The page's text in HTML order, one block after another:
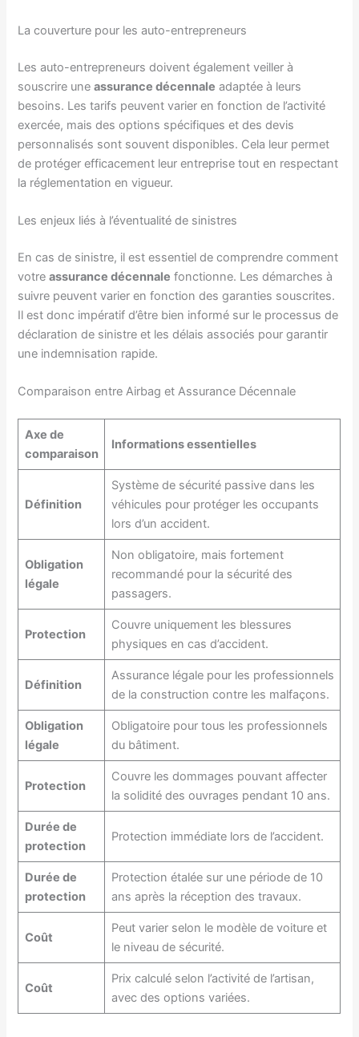
La couverture pour les auto-entrepreneurs
Les auto-entrepreneurs doivent également veiller à
souscrire uneassurance décennale adaptée à leurs
besoins. Les tarifs peuvent varier en fonction de l’activité
exercée, mais des options spécifiques et des devis
personnalisés sont souvent disponibles. Cela leur permet
de protéger efficacement leur entreprise tout en respectant
la réglementation en vigueur.
Les enjeux liés à l’éventualité de sinistres
En cas de sinistre, il est essentiel de comprendre comment
votreassurance décennale fonctionne. Les démarches à
suivre peuvent varier en fonction des garanties souscrites.
Il est donc impératif d’être bien informé sur le processus de
déclaration de sinistre et les délais associés pour garantir
une indemnisation rapide.
Comparaison entre Airbag et Assurance Décennale
Axe de
comparaison
Informations essentielles
Définition
Système de sécurité passive dans les
véhicules pour protéger les occupants
lors d’un accident.
Obligation
légale
Non obligatoire, mais fortement
recommandé pour la sécurité des
passagers.
Protection
Couvre uniquement les blessures
physiques en cas d’accident.
Définition
Assurance légale pour les professionnels
de la construction contre les malfaçons.
Obligation
légale
Obligatoire pour tous les professionnels
du bâtiment.
Protection
Couvre les dommages pouvant affecter
la solidité des ouvrages pendant 10 ans.
Durée de
protection
Protection immédiate lors de l’accident.
Durée de
protection
Protection étalée sur une période de 10
ans après la réception des travaux.
Coût
Peut varier selon le modèle de voiture et
le niveau de sécurité.
Coût
Prix calculé selon l’activité de l’artisan,
avec des options variées.